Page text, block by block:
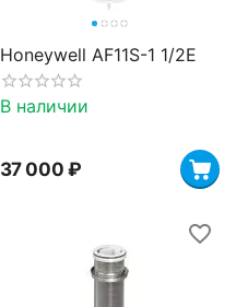
Honeywell AF11S-1 1/2E
В наличии
37 000 ₽